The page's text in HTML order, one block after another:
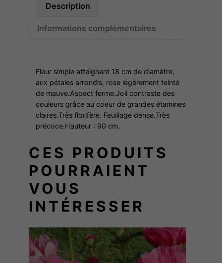
Description
Informations complémentaires
Fleur simple atteignant 18 cm de diamètre,
aux pétales arrondis, rose légèrement teinté
de mauve.Aspect ferme.Joli contraste des
couleurs grâce au coeur de grandes étamines
claires.Très florifère. Feuillage dense.Très
précoce.Hauteur : 90 cm.
CES PRODUITS
POURRAIENT
VOUS
INTÉRESSER